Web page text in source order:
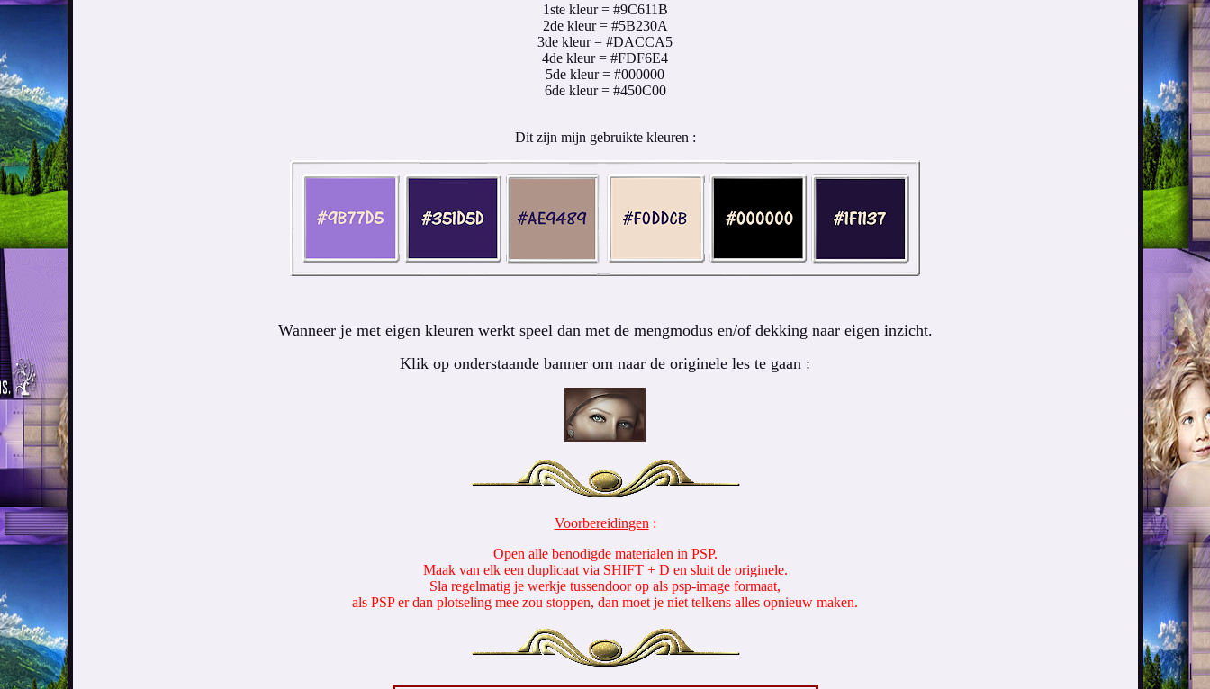
1ste kleur = #9C611B
2de kleur = #5B230A
3de kleur = #DACCA5
4de kleur = #FDF6E4
5de kleur = #000000
6de kleur = #450C00
Dit zijn mijn gebruikte kleuren :
Wanneer je met eigen kleuren werkt speel dan met de mengmodus en/of dekking naar eigen inzicht.
Klik op onderstaande banner om naar de originele les te gaan :
Voorbereidingen :
Open alle benodigde materialen in PSP.
Maak van elk een duplicaat via SHIFT + D en sluit de originele.
Sla regelmatig je werkje tussendoor op als psp-image formaat,
als PSP er dan plotseling mee zou stoppen, dan moet je niet telkens alles opnieuw maken.